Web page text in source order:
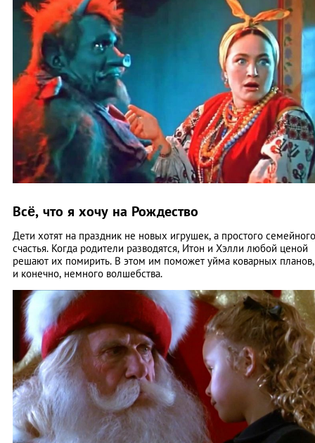
Всё, что я хочу на Рождество
Дети хотят на праздник не новых игрушек, а простого семейного
счастья. Когда родители разводятся, Итон и Хэлли любой ценой
решают их помирить. В этом им поможет уйма коварных планов,
и конечно, немного волшебства.